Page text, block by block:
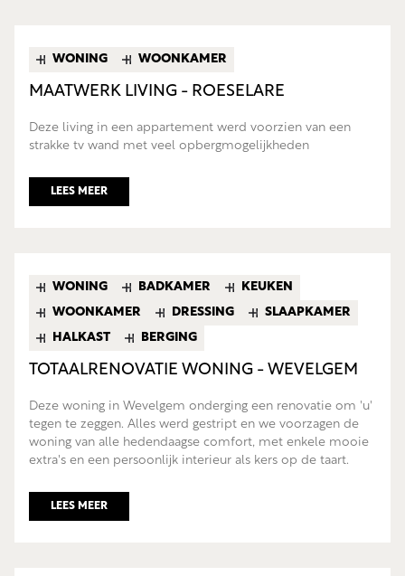
WONING WOONKAMER
MAATWERK LIVING - ROESELARE
Deze living in een appartement werd voorzien van een
strakke tv wand met veel opbergmogelijkheden
LEES MEER
WONING BADKAMER
KEUKEN
WOONKAMER
DRESSING
SLAAPKAMER
HALKAST
BERGING
TOTAALRENOVATIE WONING - WEVELGEM
Deze woning in Wevelgem onderging een renovatie om 'u'
tegen te zeggen. Alles werd gestript en we voorzagen de
woning van alle hedendaagse comfort, met enkele mooie
extra's en een persoonlijk interieur als kers op de taart.
LEES MEER